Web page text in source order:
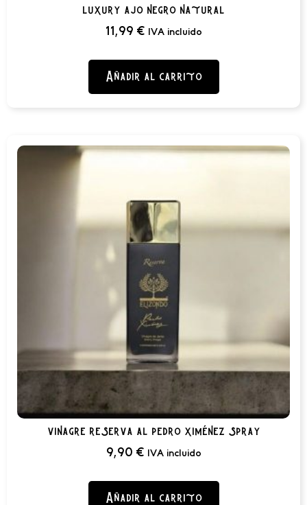
luxury ajo negro natural
11,99 € IVA incluido
Añadir al carrito
vinagre reserva al pedro ximénez spray
9,90 € IVA incluido
Añadir al carrito